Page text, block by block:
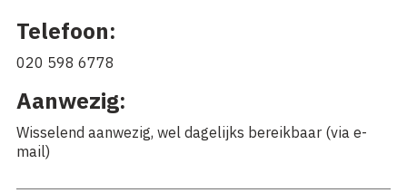
Telefoon:
020 598 6778
Aanwezig:
Wisselend aanwezig, wel dagelijks bereikbaar (via e-
mail)